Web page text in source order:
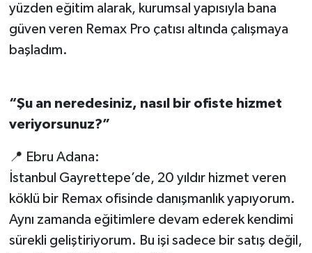
yüzden eğitim alarak, kurumsal yapısıyla bana
güven veren Remax Pro çatısı altında çalışmaya
başladım.
“Şu an neredesiniz, nasıl bir ofiste hizmet
veriyorsunuz?”
📍 Ebru Adana:
İstanbul Gayrettepe’de, 20 yıldır hizmet veren
köklü bir Remax ofisinde danışmanlık yapıyorum.
Aynı zamanda eğitimlere devam ederek kendimi
sürekli geliştiriyorum. Bu işi sadece bir satış değil,